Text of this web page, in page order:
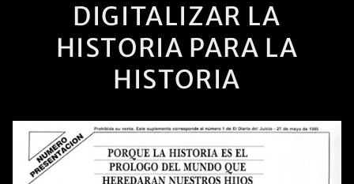
DIGITALIZAR LA
HISTORIA PARA LA
HISTORIA